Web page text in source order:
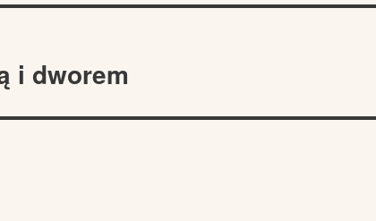
i dworem